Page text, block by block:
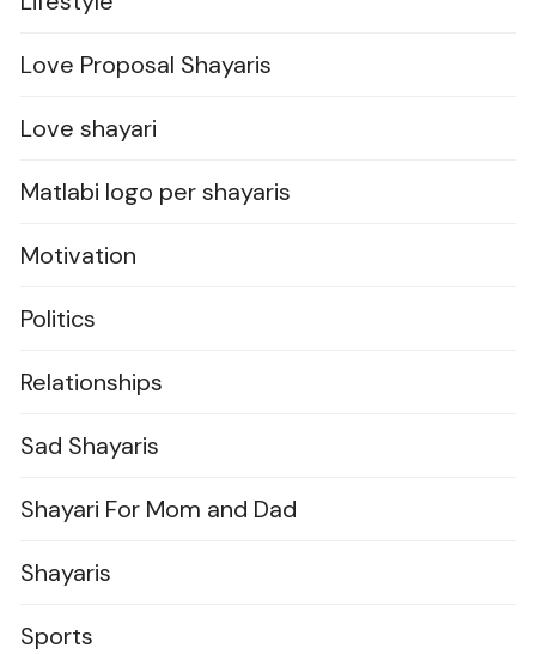
Love Proposal Shayaris
Love shayari
Matlabi logo per shayaris
Motivation
Politics
Relationships
Sad Shayaris
Shayari For Mom and Dad
Shayaris
Sports